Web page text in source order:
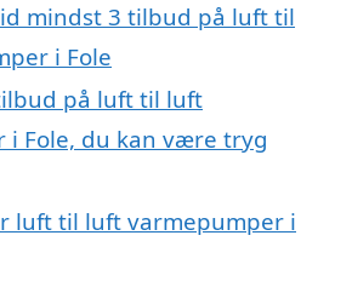
mindst 3 tilbud på luft til
i Fole
på luft til luft
i Fole, du kan være tryg
luft til luft varmepumper i